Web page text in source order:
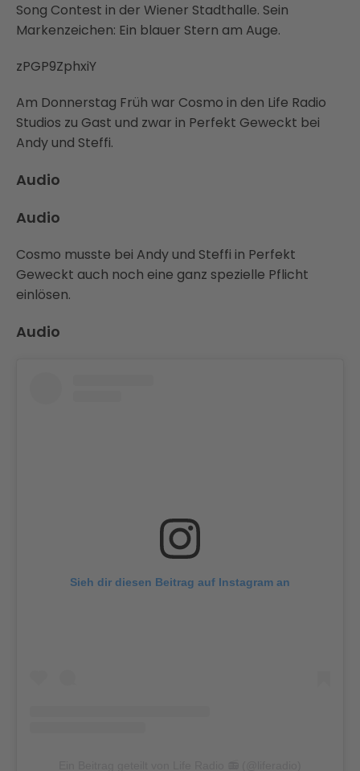
Song Contest in der Wiener Stadthalle. Sein
Markenzeichen: Ein blauer Stern am Auge.
zPGP9ZphxiY
Am Donnerstag Früh war Cosmo in den Life Radio
Studios zu Gast und zwar in Perfekt Geweckt bei
Andy und Steffi.
Audio
Audio
Cosmo musste bei Andy und Steffi in Perfekt
Geweckt auch noch eine ganz spezielle Pflicht
einlösen.
Audio
Sieh dir diesen Beitrag auf Instagram an